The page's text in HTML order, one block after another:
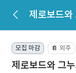
모집 마감 📔 외주
제로보드와 그